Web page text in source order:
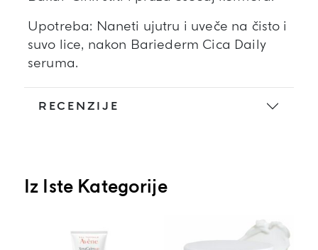
Upotreba: Naneti ujutru i uveče na čisto i
suvo lice, nakon Bariederm Cica Daily
seruma.
RECENZIJE
Iz Iste Kategorije